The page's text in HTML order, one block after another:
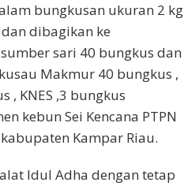
bungkusan ukuran 2 kg
dibagikan ke
sari 40 bungkus dan
Makmur 40 bungkus ,
, KNES ,3 bungkus
kebun Sei Kencana PTPN
Kampar Riau.
Idul Adha dengan tetap